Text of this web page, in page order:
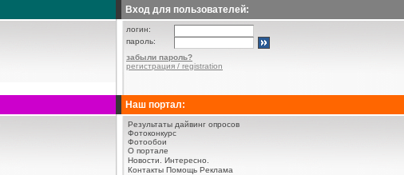
Вход для пользователей:
логин:
пароль:
забыли пароль?
регистрация / registration
Наш портал:
Результаты дайвинг опросов
Фотоконкурс
Фотообои
О портале
Новости.
Интересно.
Контакты Помощь Реклама